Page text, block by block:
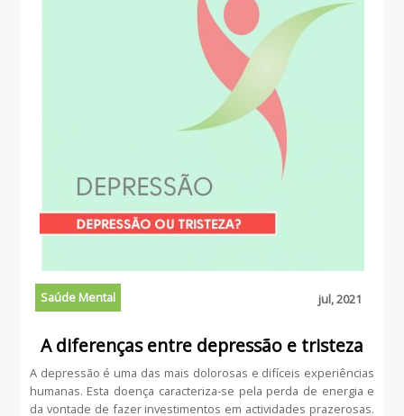
Saúde Mental jul, 2021
A diferenças entre depressão e tristeza
A depressão é uma das mais dolorosas e difíceis experiências
humanas. Esta doença caracteriza-se pela perda de energia e
da vontade de fazer investimentos em actividades prazerosas.